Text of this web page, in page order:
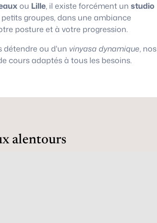
ou Lille, il existe forcément un studio
groupes, dans une ambiance
posture et à votre progression.
détendre ou d'un vinyasa dynamique, nos
cours adaptés à tous les besoins.
alentours